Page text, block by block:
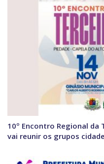
10º Encontro Regional da
vai reunir os grupos